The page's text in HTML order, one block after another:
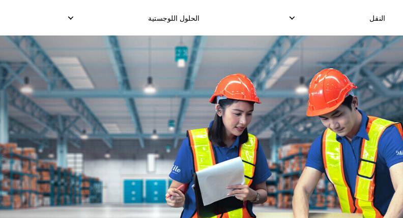
النقل الحلول اللوجستية
التوصيل المحلي السريع
توصيل الدرووب شيب المحلي
توصيل البضائع المحلية
توصيل الدروب شيب الدولي
توصيل البضائع الدولية
الشحن الدولي الموحد
الإلتقاط العكسي
إدارة الإسترجاع